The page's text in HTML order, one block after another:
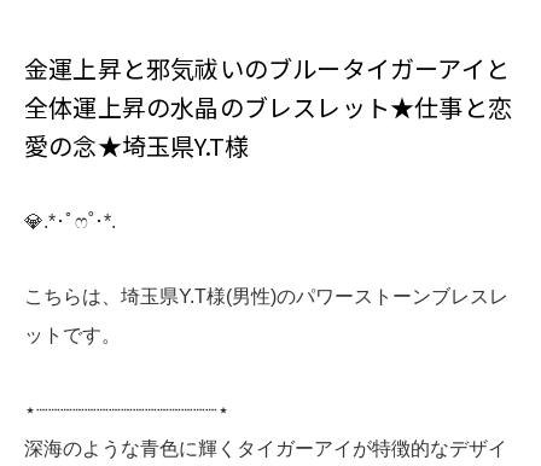
金運上昇と邪気祓いのブルータイガーアイと
全体運上昇の水晶のブレスレット★仕事と恋
愛の念★埼玉県Y.T様
💎️.*･ﾟෆ˚･*.
こちらは、埼玉県Y.T様(男性)のパワーストーンブレスレ
ットです。
⋆┈┈┈┈┈┈┈┈┈┈┈┈┈┈┈⋆
深海のような青色に輝くタイガーアイが特徴的なデザイ